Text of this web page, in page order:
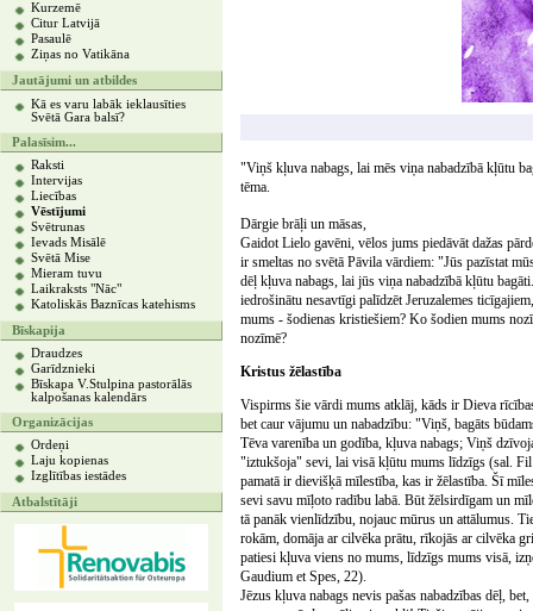
Kurzemē
Citur Latvijā
Pasaulē
Ziņas no Vatikāna
Jautājumi un atbildes
Kā es varu labāk ieklausīties
Svētā Gara balsī?
Palasīsim...
Raksti
Intervijas
Liecības
Vēstījumi
Svētrunas
Ievads Misālē
Svētā Mise
Mieram tuvu
Laikraksts "Nāc"
Katoliskās Baznīcas katehisms
Bīskapija
Draudzes
Garīdznieki
Bīskapa V.Stulpina pastorālās
kalpošanas kalendārs
Organizācijas
Ordeņi
Laju kopienas
Izglītības iestādes
Atbalstītāji
"Viņš kļuva nabags, lai mēs viņa nabadzībā kļūtu
tēma.
Dārgie brāļi un māsas,
Gaidot Lielo gavēni, vēlos jums piedāvāt dažas
ir smeltas no svētā Pāvila vārdiem: "Jūs pazīstat
dēļ kļuva nabags, lai jūs viņa nabadzībā kļūtu
iedrošinātu nesavtīgi palīdzēt Jeruzalemes
mums - šodienas kristiešiem? Ko šodien mums
nozīmē?
Kristus žēlastība
Vispirms šie vārdi mums atklāj, kāds ir Dieva
bet caur vājumu un nabadzību: "Viņš, bagāts
Tēva varenība un godība, kļuva nabags; Viņš
"iztukšoja" sevi, lai visā kļūtu mums līdzīgs (sal.
pamatā ir dievišķā mīlestība, kas ir žēlastība. Šī
sevi savu mīļoto radību labā. Būt žēlsirdīgam un
tā panāk vienlīdzību, nojauc mūrus un attālumus.
rokām, domāja ar cilvēka prātu, rīkojās ar cilvēka
patiesi kļuva viens no mums, līdzīgs mums visā,
Gaudium et Spes, 22).
Jēzus kļuva nabags nevis pašas nabadzības dēļ,